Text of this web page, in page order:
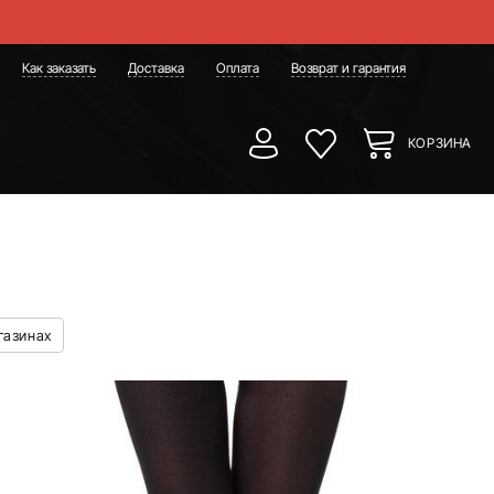
Как заказать Доставка Оплата Возврат и гарантия
КОРЗИНА